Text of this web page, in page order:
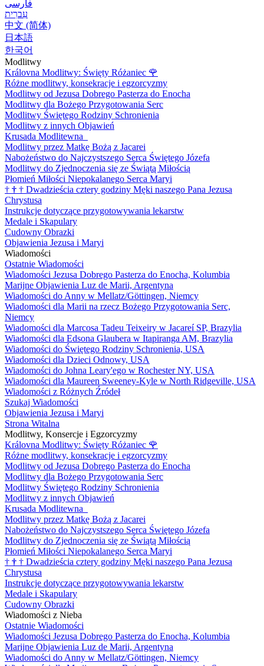
فارسی
עִברִית
中文 (简体)
日本語
한국어
Modlitwy
Královna Modlitwy: Święty Różaniec 🌹
Różne modlitwy, konsekracje i egzorcyzmy
Modlitwy od Jezusa Dobrego Pasterza do Enocha
Modlitwy dla Bożego Przygotowania Serc
Modlitwy Świętego Rodziny Schronienia
Modlitwy z innych Objawień
Krusada Modlitewna
Modlitwy przez Matkę Bożą z Jacarei
Nabożeństwo do Najczystszego Serca Świętego Józefa
Modlitwy do Zjednoczenia się ze Świątą Miłością
Płomień Miłości Niepokalanego Serca Maryi
† † † Dwadzieścia cztery godziny Męki naszego Pana Jezusa
Chrystusa
Instrukcje dotyczące przygotowywania lekarstw
Medale i Skapulary
Cudowny Obrazki
Objawienia Jezusa i Maryi
Wiadomości
Ostatnie Wiadomości
Wiadomości Jezusa Dobrego Pasterza do Enocha, Kolumbia
Marijne Objawienia Luz de Marii, Argentyna
Wiadomości do Anny w Mellatz/Göttingen, Niemcy
Wiadomości dla Marii na rzecz Bożego Przygotowania Serc,
Niemcy
Wiadomości dla Marcosa Tadeu Teixeiry w Jacareí SP, Brazylia
Wiadomości dla Edsona Glaubera w Itapiranga AM, Brazylia
Wiadomości do Świętego Rodziny Schronienia, USA
Wiadomości dla Dzieci Odnowy, USA
Wiadomości do Johna Leary'ego w Rochester NY, USA
Wiadomości dla Maureen Sweeney-Kyle w North Ridgeville, USA
Wiadomości z Różnych Źródeł
Szukaj Wiadomości
Objawienia Jezusa i Maryi
Strona Witalna
Modlitwy, Konsercje i Egzorcyzmy
Královna Modlitwy: Święty Różaniec 🌹
Różne modlitwy, konsekracje i egzorcyzmy
Modlitwy od Jezusa Dobrego Pasterza do Enocha
Modlitwy dla Bożego Przygotowania Serc
Modlitwy Świętego Rodziny Schronienia
Modlitwy z innych Objawień
Krusada Modlitewna
Modlitwy przez Matkę Bożą z Jacarei
Nabożeństwo do Najczystszego Serca Świętego Józefa
Modlitwy do Zjednoczenia się ze Świątą Miłością
Płomień Miłości Niepokalanego Serca Maryi
† † † Dwadzieścia cztery godziny Męki naszego Pana Jezusa
Chrystusa
Instrukcje dotyczące przygotowywania lekarstw
Medale i Skapulary
Cudowny Obrazki
Wiadomości z Nieba
Ostatnie Wiadomości
Wiadomości Jezusa Dobrego Pasterza do Enocha, Kolumbia
Marijne Objawienia Luz de Marii, Argentyna
Wiadomości do Anny w Mellatz/Göttingen, Niemcy